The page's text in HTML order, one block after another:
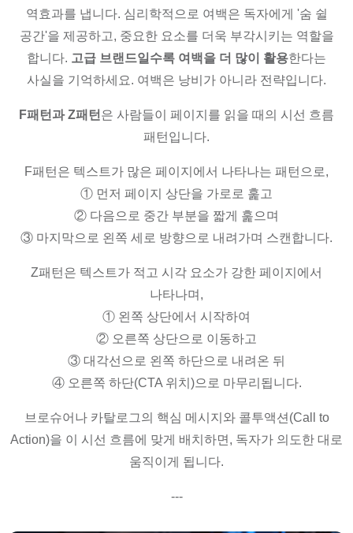
역효과를 냅니다. 심리학적으로 여백은 독자에게 '숨 쉴
공간'을 제공하고, 중요한 요소를 더욱 부각시키는 역할을
합니다. 고급 브랜드일수록 여백을 더 많이 활용한다는
사실을 기억하세요. 여백은 낭비가 아니라 전략입니다.
F패턴과 Z패턴 은 사람들이 페이지를 읽을 때의 시선 흐름
패턴입니다.
F패턴은 텍스트가 많은 페이지에서 나타나는 패턴으로,
① 먼저 페이지 상단을 가로로 훑고
② 다음으로 중간 부분을 짧게 훑으며
③ 마지막으로 왼쪽 세로 방향으로 내려가며 스캔합니다.
Z패턴은 텍스트가 적고 시각 요소가 강한 페이지에서
나타나며,
① 왼쪽 상단에서 시작하여
② 오른쪽 상단으로 이동하고
③ 대각선으로 왼쪽 하단으로 내려온 뒤
④ 오른쪽 하단(CTA 위치)으로 마무리됩니다.
브로슈어나 카탈로그의 핵심 메시지와 콜투액션(Call to
Action)을 이 시선 흐름에 맞게 배치하면, 독자가 의도한 대로
움직이게 됩니다.
---